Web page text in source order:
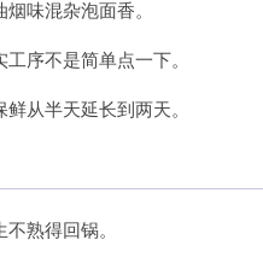
味混杂泡面香。
序不是简单点一下。
从半天延长到两天。
熟得回锅。